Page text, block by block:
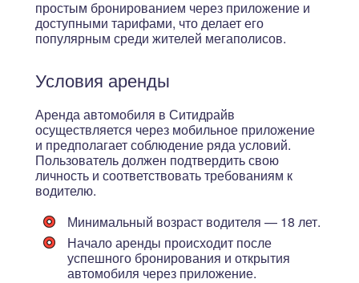
простым бронированием через приложение и
доступными тарифами, что делает его
популярным среди жителей мегаполисов.
Условия аренды
Аренда автомобиля в Ситидрайв
осуществляется через мобильное приложение
и предполагает соблюдение ряда условий.
Пользователь должен подтвердить свою
личность и соответствовать требованиям к
водителю.
Минимальный возраст водителя — 18 лет.
Начало аренды происходит после
успешного бронирования и открытия
автомобиля через приложение.